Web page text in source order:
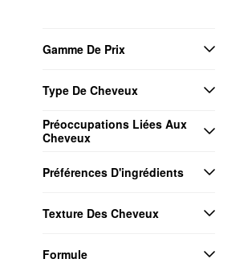
Gamme De Prix
Type De Cheveux
Préoccupations Liées Aux
Cheveux
Préférences D'ingrédients
Texture Des Cheveux
Formule